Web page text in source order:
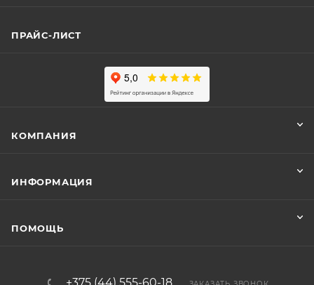
ПРАЙС-ЛИСТ
КОМПАНИЯ
ИНФОРМАЦИЯ
ПОМОЩЬ